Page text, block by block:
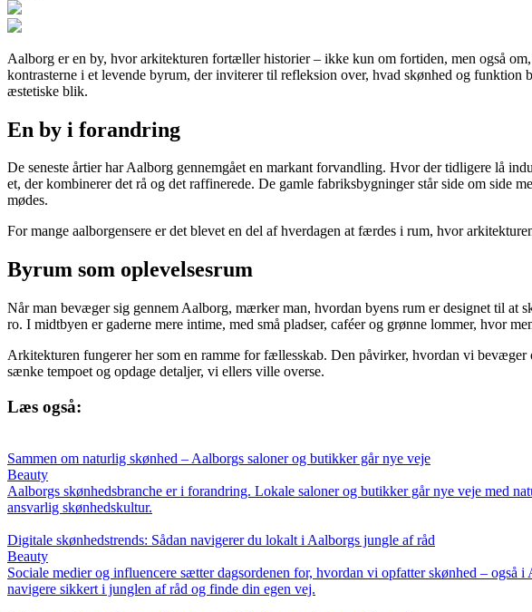
Aalborg er en by, hvor arkitekturen fortæller historier – ikke kun om fortiden, men også
kontrasterne i et levende byrum, der inviterer til refleksion over, hvad skønhed og
æstetiske blik.
En by i forandring
De seneste årtier har Aalborg gennemgået en markant forvandling. Hvor der tidligere lå
et, der kombinerer det rå og det raffinerede. De gamle fabriksbygninger står side om side
mødes.
For mange aalborgensere er det blevet en del af hverdagen at færdes i rum, hvor
Byrum som oplevelsesrum
Når man bevæger sig gennem Aalborg, mærker man, hvordan byens rum er designet til at
ro. I midtbyen er gaderne mere intime, med små pladser, caféer og grønne lommer, hvor
Arkitekturen fungerer her som en ramme for fællesskab. Den påvirker, hvordan vi
sænke tempoet og opdage detaljer, vi ellers ville overse.
Læs også:
Sammen om naturlig skønhed – Aalborgs saloner og butikker går nye veje
Beauty
Aalborgs skønhedsbranche er i forandring. Lokale saloner og butikker går nye veje med
ansvarlig skønhedskultur.
Digitale skønhedstrends: Sådan navigerer du lokalt i Aalborgs jungle af råd
Beauty
Sociale medier og influencere sætter dagsordenen for, hvordan vi opfatter skønhed –
navigere sikkert i junglen af råd og finde din egen vej.